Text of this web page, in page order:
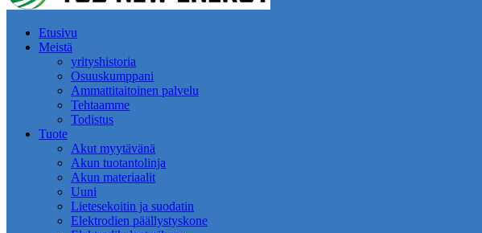
Etusivu
Meistä
yrityshistoria
Osuuskumppani
Ammattitaitoinen palvelu
Tehtaamme
Todistus
Tuote
Akut myytävänä
Akun tuotantolinja
Akun materiaalit
Uuni
Lietesekoitin ja suodatin
Elektrodien päällystyskone